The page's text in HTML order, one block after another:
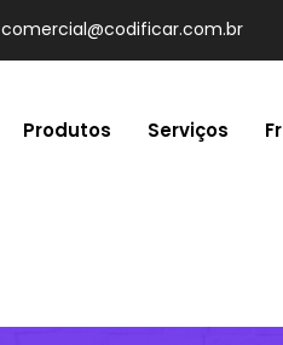
comercial@codificar.com.br
Produtos Serviços